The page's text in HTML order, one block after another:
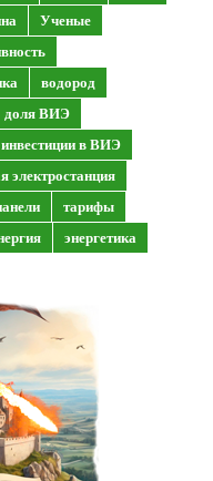
Ученые
водород
доля ВИЭ
инвестиции в ВИЭ
электростанция
тарифы
энергетика